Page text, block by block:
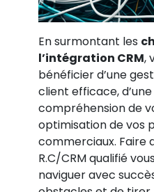
En surmontant les
l’intégration CRM,
bénéficier d’une
client efficace,
compréhension de
optimisation de vos
commerciaux. Faire
R.C/CRM qualifié
naviguer avec